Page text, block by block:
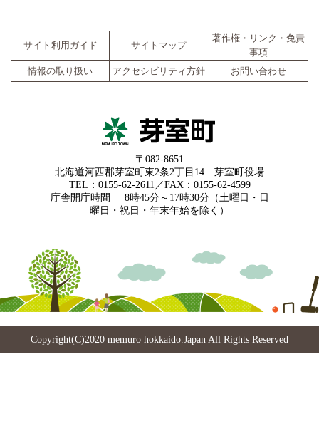
サイト利用ガイド サイトマップ
著作権・リンク・免責
事項
情報の取り扱い
アクセシビリティ方針 お問い合わせ
〒082-8651
北海道河西郡芽室町東2条2丁目14 芽室町役場
TEL：0155-62-2611／FAX：0155-62-4599
庁舎開庁時間
8時45分～17時30分（土曜日・日
曜日・祝日・年末年始を除く）
Copyright(C)2020 memuro hokkaido.Japan All Rights Reserved